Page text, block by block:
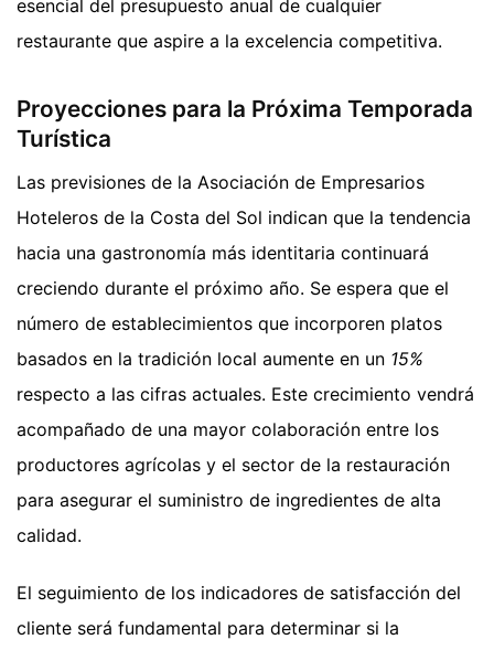
esencial del presupuesto anual de cualquier
restaurante que aspire a la excelencia competitiva.
Proyecciones para la Próxima Temporada
Turística
Las previsiones de la Asociación de Empresarios
Hoteleros de la Costa del Sol indican que la tendencia
hacia una gastronomía más identitaria continuará
creciendo durante el próximo año. Se espera que el
número de establecimientos que incorporen platos
basados en la tradición local aumente en un 15%
respecto a las cifras actuales. Este crecimiento vendrá
acompañado de una mayor colaboración entre los
productores agrícolas y el sector de la restauración
para asegurar el suministro de ingredientes de alta
calidad.
El seguimiento de los indicadores de satisfacción del
cliente será fundamental para determinar si la